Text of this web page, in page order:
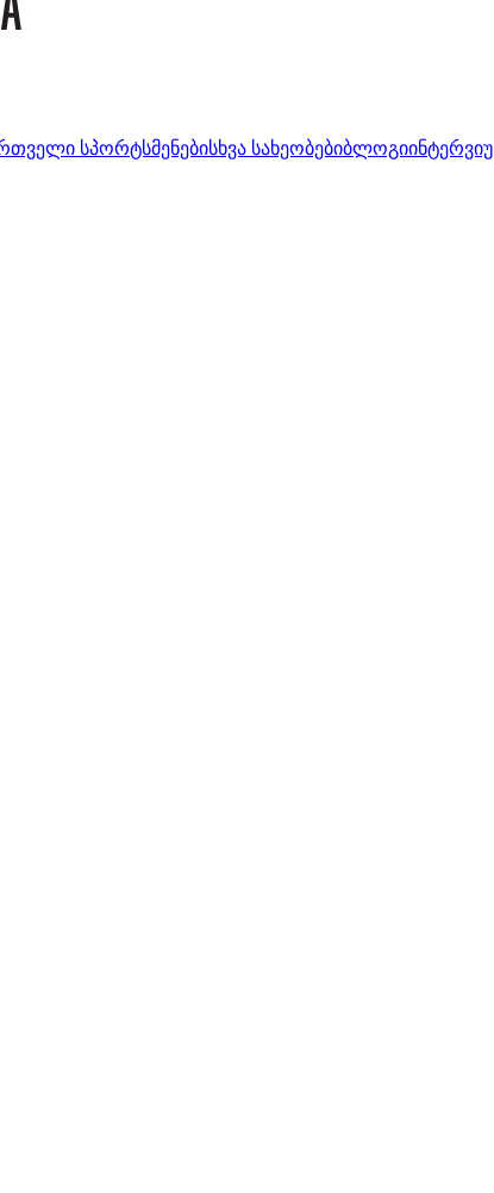
სპორტსმენებისხვა სახეობებიბლოგიინტერვიუ